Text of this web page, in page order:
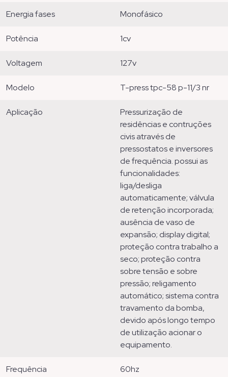
energia fases monofásico
potência 1cv
voltagem 127v
modelo t-press tpc-58 p-11/3 nr
aplicação
pressurização de
residências e contruções
civis através de
pressostatos e inversores
de frequência. possui as
funcionalidades:
liga/desliga
automaticamente; válvula
de retenção incorporada;
ausência de vaso de
expansão; display digital;
proteção contra trabalho a
seco; proteção contra
sobre tensão e sobre
pressão; religamento
automático; sistema contra
travamento da bomba,
devido após longo tempo
de utilização acionar o
equipamento.
frequência 60hz